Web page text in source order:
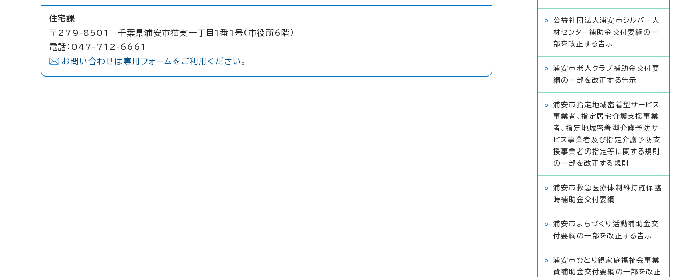
住宅課
〒279-8501 千葉県浦安市猫実一丁目1番1号（市役所6階）
電話：047-712-6661
お問い合わせは専用フォームをご利用ください。
公益社団法人浦安市シルバー人
材センター補助金交付要綱の一
部を改正する告示
浦安市老人クラブ補助金交付要
綱の一部を改正する告示
浦安市指定地域密着型サービス
事業者、指定居宅介護支援事業
者、指定地域密着型介護予防サー
ビス事業者及び指定介護予防支
援事業者の指定等に関する規則
の一部を改正する規則
浦安市救急医療体制維持確保臨
時補助金交付要綱
浦安市まちづくり活動補助金交
付要綱の一部を改正する告示
浦安市ひとり親家庭福祉会事業
費補助金交付要綱の一部を改正